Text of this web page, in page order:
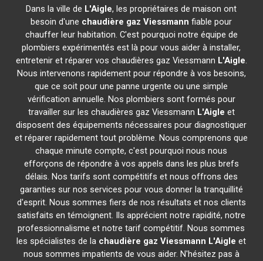
Dans la ville de L'Aigle, les propriétaires de maison ont
besoin d'une chaudière gaz Viessmann fiable pour
chauffer leur habitation. C'est pourquoi notre équipe de
plombiers expérimentés est là pour vous aider à installer,
entretenir et réparer vos chaudières gaz Viessmann L'Aigle.
Nous intervenons rapidement pour répondre à vos besoins,
que ce soit pour une panne urgente ou une simple
vérification annuelle. Nos plombiers sont formés pour
travailler sur les chaudières gaz Viessmann L'Aigle et
disposent des équipements nécessaires pour diagnostiquer
et réparer rapidement tout problème. Nous comprenons que
chaque minute compte, c'est pourquoi nous nous
efforçons de répondre à vos appels dans les plus brefs
délais. Nos tarifs sont compétitifs et nous offrons des
garanties sur nos services pour vous donner la tranquillité
d'esprit. Nous sommes fiers de nos résultats et nos clients
satisfaits en témoignent. Ils apprécient notre rapidité, notre
professionnalisme et notre tarif compétitif. Nous sommes
les spécialistes de la chaudière gaz Viessmann L'Aigle et
nous sommes impatients de vous aider. N'hésitez pas à